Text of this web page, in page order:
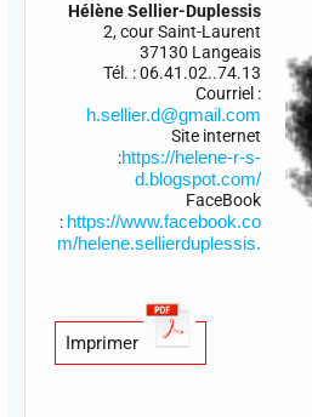
Hélène Sellier-Duplessis
2, cour Saint-Laurent
37130 Langeais
Tél. : 06.41.02..74.13
Courriel :
h.sellier.d@gmail.com
Site internet
:https://helene-r-s-
d.blogspot.com/
FaceBook
: https://www.facebook.co
m/helene.sellierduplessis.
Imprimer